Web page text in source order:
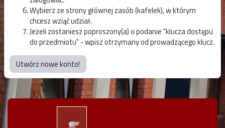
Wybierz ze strony głównej zasób (kafelek), w którym
chcesz wziąć udział.
Jeżeli zostaniesz poproszony(a) o podanie "klucza dostępu
do przedmiotu" - wpisz otrzymany od prowadzącego klucz.
Utwórz nowe konto!